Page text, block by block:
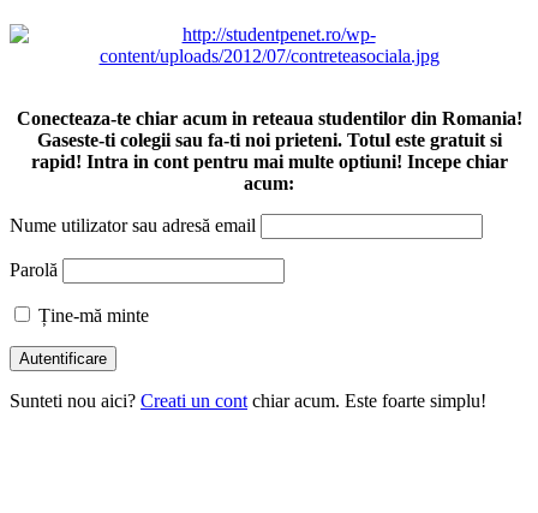
Conecteaza-te chiar acum in reteaua studentilor din Romania!
Gaseste-ti colegii sau fa-ti noi prieteni. Totul este gratuit si
rapid! Intra in cont pentru mai multe optiuni! Incepe chiar
acum:
Nume utilizator sau adresă email
Parolă
Ține-mă minte
Sunteti nou aici? Creati un cont chiar acum. Este foarte simplu!